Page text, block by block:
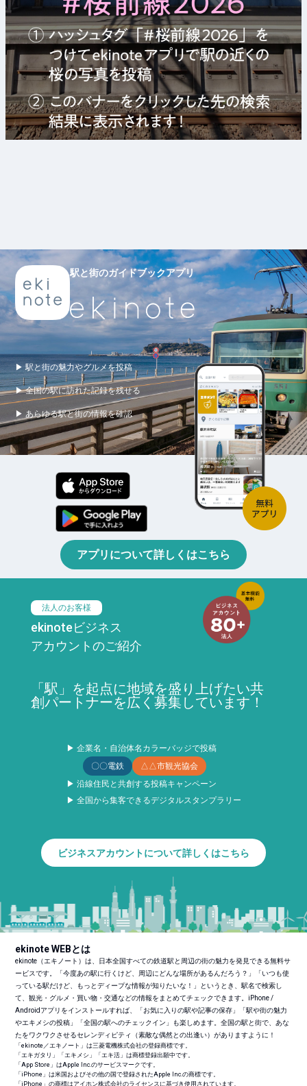
駅と街のガイドブックアプリ
▶ 駅と街の魅力やグルメを投稿
▶ 全国の駅に訪れた記録を残せる
▶ あらゆる駅と街の情報を確認
アプリについて詳しくはこちら
法人のお客様
ekinoteビジネス
アカウントのご紹介
「駅」を起点に地域を盛り上げたい共
創パートナーを広く募集しています！
▶ 企業名・自治体名カラーバッジで投稿
〇〇電鉄
△△市観光協会
▶ 沿線住民と共創する投稿キャンペーン
▶ 全国から集客できるデジタルスタンプラリー
ビジネスアカウントについて詳しくはこちら
ekinote WEBとは
ekinote（エキノート）は、日本全国すべての鉄道駅と周辺の街の魅力を発見できる無料サ
ービスです。「今度あの駅に行くけど、周辺にどんな場所があるんだろう？」「いつも使
っている駅だけど、もっとディープな情報が知りたいな！」というとき、駅名で検索し
て、観光・グルメ・買い物・交通などの情報をまとめてチェックできます。iPhone /
Androidアプリをインストールすれば、「お気に入りの駅や記事の保存」「駅や街の魅力
やエキメシの投稿」「全国の駅へのチェックイン」も楽しめます。全国の駅と街で、あな
たをワクワクさせるセレンディピティ（素敵な偶然との出逢い）がありますように！
「ekinote／エキノート」は三菱電機株式会社の登録商標です。
「エキガタリ」「エキメシ」「エキ活」は商標登録出願中です。
「App Store」はApple Inc.のサービスマークです。
「iPhone」は米国およびその他の国で登録されたApple Inc.の商標です。
「iPhone」の商標はアイホン株式会社のライセンスに基づき使用されています。